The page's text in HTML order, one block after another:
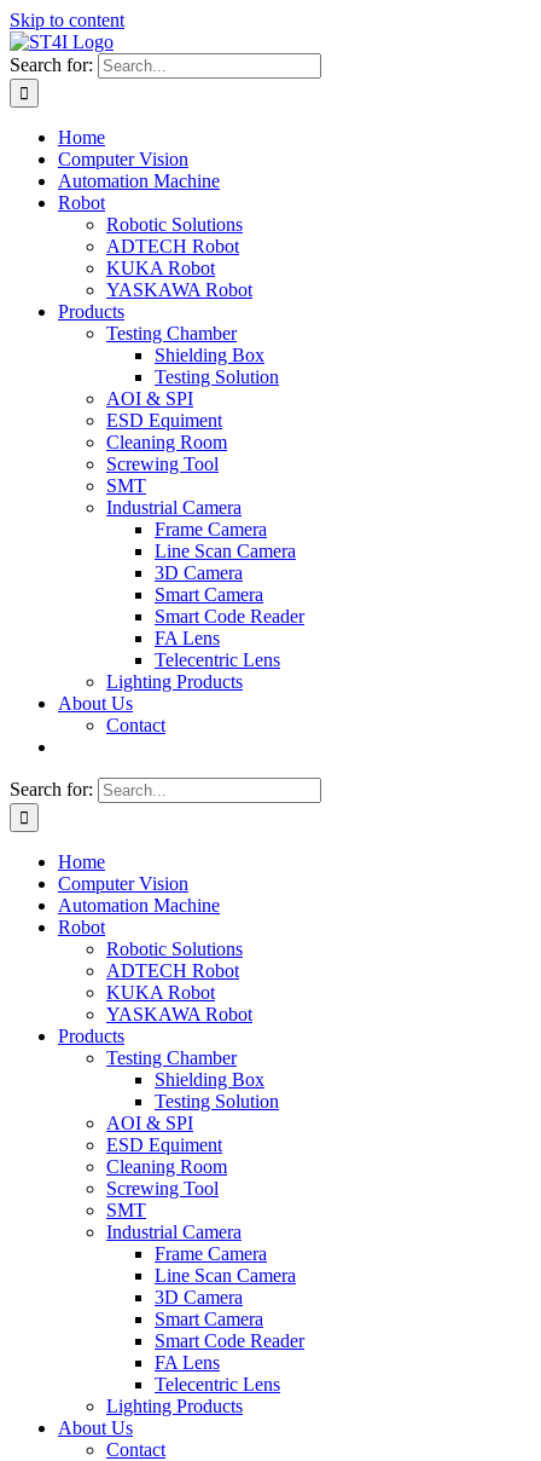
Skip to content
Search for:
Home
Computer Vision
Automation Machine
Robot
Robotic Solutions
ADTECH Robot
KUKA Robot
YASKAWA Robot
Products
Testing Chamber
Shielding Box
Testing Solution
AOI & SPI
ESD Equiment
Cleaning Room
Screwing Tool
SMT
Industrial Camera
Frame Camera
Line Scan Camera
3D Camera
Smart Camera
Smart Code Reader
FA Lens
Telecentric Lens
Lighting Products
About Us
Contact
Search for:
Home
Computer Vision
Automation Machine
Robot
Robotic Solutions
ADTECH Robot
KUKA Robot
YASKAWA Robot
Products
Testing Chamber
Shielding Box
Testing Solution
AOI & SPI
ESD Equiment
Cleaning Room
Screwing Tool
SMT
Industrial Camera
Frame Camera
Line Scan Camera
3D Camera
Smart Camera
Smart Code Reader
FA Lens
Telecentric Lens
Lighting Products
About Us
Contact